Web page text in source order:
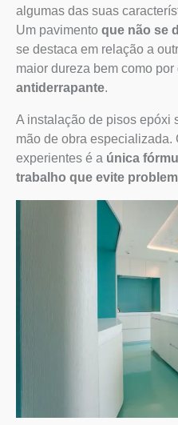
algumas das suas
Um pavimento que não se
se destaca em relação a
maior dureza bem como por
antiderrapante.
A instalação de pisos epóxi
mão de obra especializada.
experientes é a única
trabalho que evite